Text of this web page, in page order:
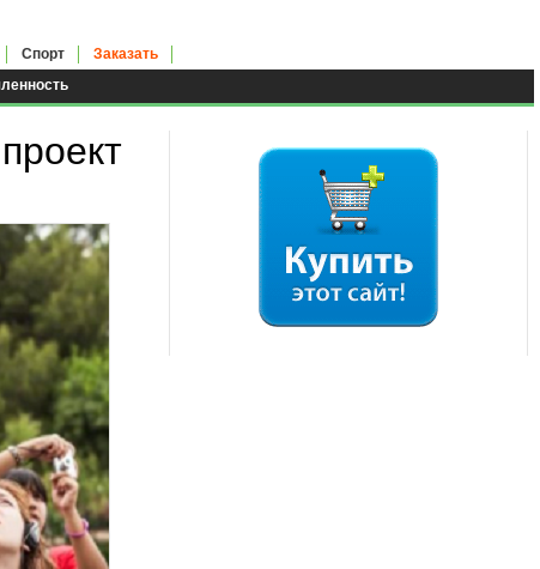
Спорт Заказать